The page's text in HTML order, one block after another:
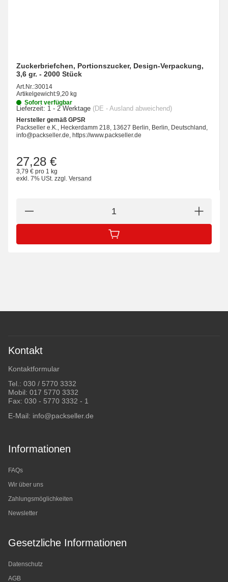
Zuckerbriefchen, Portionszucker, Design-Verpackung,
3,6 gr. - 2000 Stück
Art.Nr.:30014
Artikelgewicht:9,20 kg
Sofort verfügbar
Lieferzeit: 1 - 2 Werktage (DE - Ausland abweichend)
Hersteller gemäß GPSR
Packseller e.K., Heckerdamm 218, 13627 Berlin, Berlin, Deutschland,
info@packseller.de, https://www.packseller.de
27,28 €
3,79 € pro 1 kg
exkl. 7% USt. zzgl. Versand
IN DEN WARENKORB
Kontakt
Kontaktformular
Tel.: 030 / 5770 3332
Mobil: 017 5770 3332
Fax: 030 - 5770 3332 - 1
E-Mail: info@packseller.de
Informationen
FAQs
Wir über uns
Zahlungsmöglichkeiten
Newsletter
Gesetzliche Informationen
Datenschutz
AGB